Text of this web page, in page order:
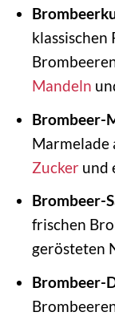
Mandeln
Brombeer-
Marmelade
Zuckerund
Brombeer-
frischen
gerösteten
Brombeer-